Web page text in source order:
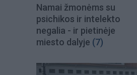
Namai žmonėms su
psichikos ir intelekto
negalia - ir pietinėje
miesto dalyje (7)